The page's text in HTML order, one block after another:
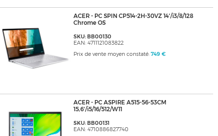
ACER - PC SPIN CP514-2H-30VZ 14'/i3/8/128
Chrome OS
SKU: BB00130
EAN: 4711121083822
Prix de vente moyen constaté: 749 €
ACER - PC ASPIRE A515-56-53CM
15,6'/i5/16/512/W11
SKU: BB00131
EAN: 4710886827740